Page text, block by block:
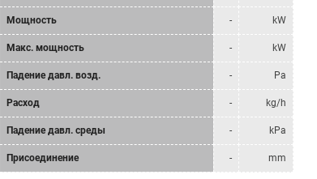
Мощность - kW
Mакс. мощность - kW
Падение давл. возд. - Pa
Расход - kg/h
Падение давл. среды - kPa
Присоединение - mm